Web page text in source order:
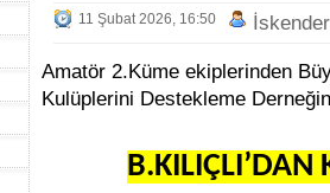
11 Şubat 2026, 16:50
Amatör 2.Küme ekiplerinden
Kulüplerini Destekleme
B.KILIÇLI’DAN